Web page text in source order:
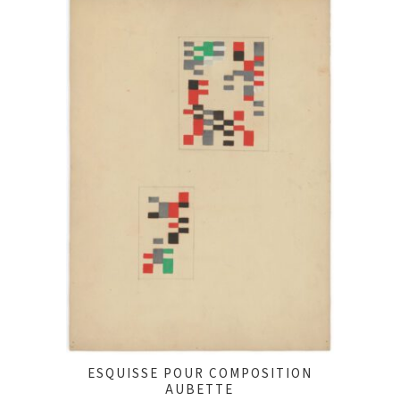
ESQUISSE POUR COMPOSITION
AUBETTE